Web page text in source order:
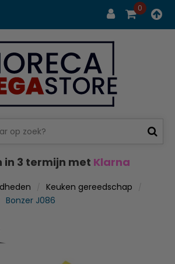
0
in 3 termijn met Klarna
Keuken gereedschap
Bonzer J086